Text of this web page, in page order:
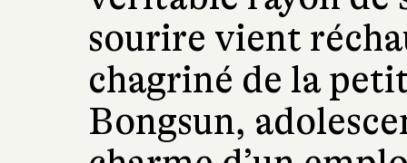
sourire vient
chagriné de la
Bongsun,